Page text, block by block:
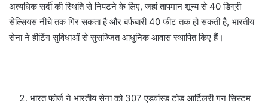
अत्यधिक सर्दी की स्थिति से निपटने के लिए, जहां तापमान शून्य से 40 डिग्री
सेल्सियस नीचे तक गिर सकता है और बर्फबारी 40 फीट तक हो सकती है, भारतीय
सेना ने हीटिंग सुविधाओं से सुसज्जित आधुनिक आवास स्थापित किए हैं।
भारत फोर्ज ने भारतीय सेना को 307 एडवांस्ड टोड आर्टिलरी गन सिस्टम